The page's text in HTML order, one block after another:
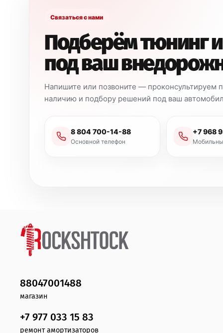
Связаться с нами
Подберём тюнинг
под ваш
Напишите или позвоните — проконсультируем
наличию и подбору решений под ваш
8 804 700-14-88
Основной телефон
+7 968
88047001488
магазин
+7 977 033 15 83
ремонт амортизаторов